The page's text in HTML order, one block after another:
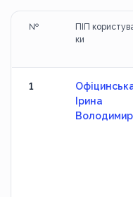
№
ПІП
ки
1
Ірина